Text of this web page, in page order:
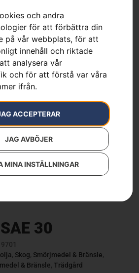
och andra
för att förbättra din
på vår webbplats, för att
innehåll och riktade
analysera vår
och för att förstå var våra
ifrån.
ACCEPTERAR
JAG AVBÖJER
MINA INSTÄLLNINGAR
30
, Skog, Smörjmedel & Bränsle,
& Bränsle, Trädgård